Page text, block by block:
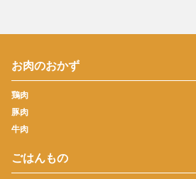
お肉のおかず
鶏肉
豚肉
牛肉
ごはんもの